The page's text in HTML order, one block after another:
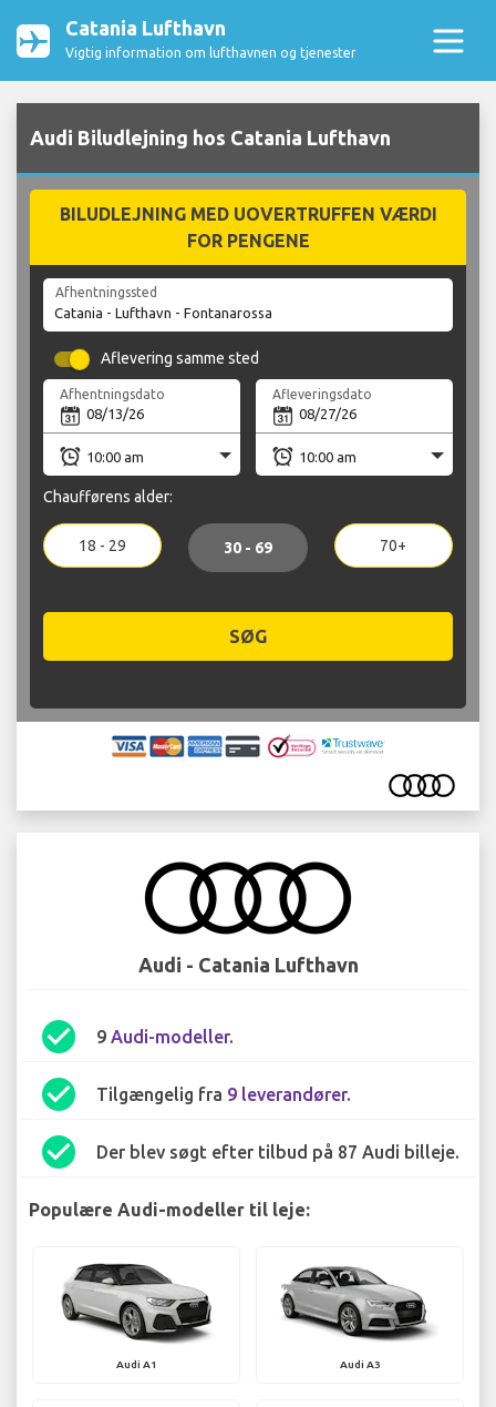
Catania Lufthavn
Vigtig information om lufthavnen og tjenester
Audi Biludlejning hos Catania Lufthavn
BILUDLEJNING MED UOVERTRUFFEN VÆRDI
FOR PENGENE
Afhentningssted
Aflevering samme sted
Afhentningsdato Afleveringsdato
Chaufførens alder:
18 - 29 30 - 69 70+
SØG
Audi - Catania Lufthavn
check_circle 9 Audi-modeller.
check_circle Tilgængelig fra 9 leverandører.
check_circle Der blev søgt efter tilbud på 87 Audi billeje.
Populære Audi-modeller til leje:
Audi A1 Audi A3